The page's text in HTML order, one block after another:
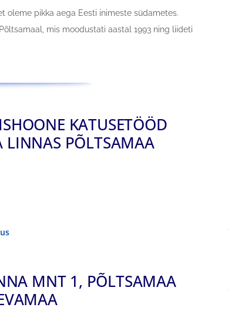
oleme pikka aega Eesti inimeste südametes.
mis moodustati aastal 1993 ning liideti
KATUSETÖÖD
PÕLTSAMAA
MNT 1, PÕLTSAMAA